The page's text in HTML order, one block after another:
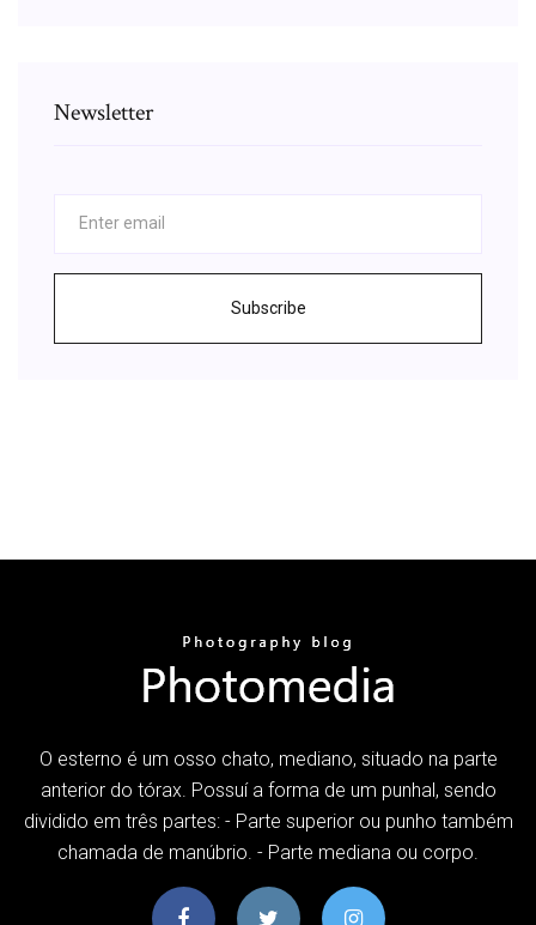
Newsletter
Subscribe
O esterno é um osso chato, mediano, situado na parte
anterior do tórax. Possuí a forma de um punhal, sendo
dividido em três partes: - Parte superior ou punho também
chamada de manúbrio. - Parte mediana ou corpo.